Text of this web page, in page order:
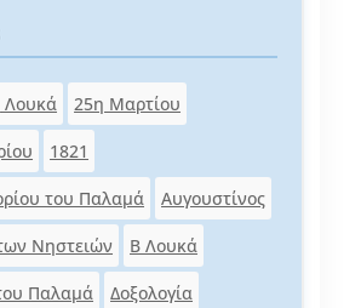
Λουκά 25η Μαρτίου
1821
του Παλαμά Αυγουστίνος
Νηστειών Β Λουκά
Παλαμά Δοξολογία